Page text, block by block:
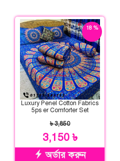
18 %
Luxury Penel Cotton Fabrics
5ps er Comforter Set
৳ 3,850
3,150 ৳
অর্ডার করুন